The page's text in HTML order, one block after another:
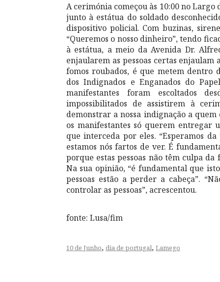
A cerimónia começou às 10:00 no Largo
junto à estátua do soldado
dispositivo policial. Com buzinas,
“Queremos o nosso dinheiro”, tendo
à estátua, a meio da Avenida Dr.
enjaularem as pessoas certas enjaulam
fomos roubados, é que metem dentro
dos Indignados e Enganados do
manifestantes foram escoltados
impossibilitados de assistirem à
demonstrar a nossa indignação a
os manifestantes só querem entregar
que interceda por eles. “Esperamos
estamos nós fartos de ver. É
porque estas pessoas não têm culpa
Na sua opinião, “é fundamental que
pessoas estão a perder a cabeça”.
controlar as pessoas”, acrescentou.
fonte: Lusa/fim
10 de Junho, dia de portugal, Lamego